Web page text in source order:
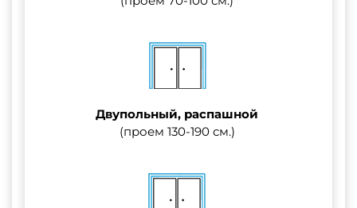
Двупольный, распашной
(проем 130-190 см.)